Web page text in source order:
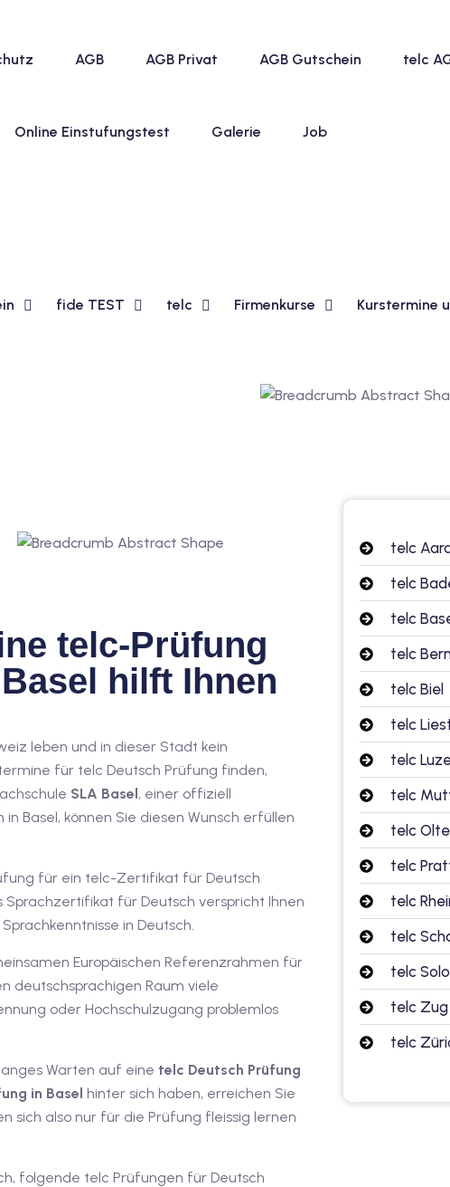
AGB AGB Privat AGB Gutschein telc
Online Einstufungstest Galerie Job
fide TEST telc Firmenkurse Kurstermine
telc-Prüfung
hilft Ihnen
leben und in dieser Stadt kein
für telc Deutsch Prüfung finden,
SLA Basel, einer offiziell
Basel, können Sie diesen Wunsch erfüllen
für ein telc-Zertifikat für Deutsch
Sprachzertifikat für Deutsch verspricht Ihnen
in Deutsch.
Europäischen Referenzrahmen für
deutschsprachigen Raum viele
oder Hochschulzugang problemlos
Warten auf eine telc Deutsch Prüfung
in Basel hinter sich haben, erreichen Sie
sich also nur für die Prüfung fleissig lernen
folgende telc Prüfungen für Deutsch
telc
telc
telc
telc
telc Biel
telc
telc
telc
telc
telc
telc
telc
telc
telc Zug
telc